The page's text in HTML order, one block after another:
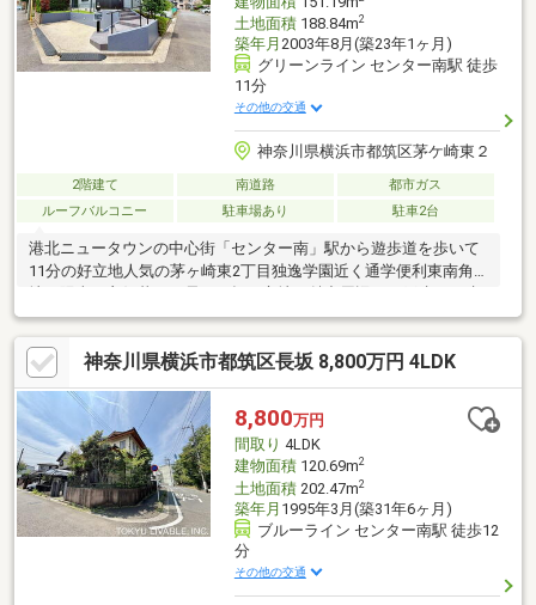
土地面積188.84m2
築年月 2003年8月(築23年1ヶ月)
グリーンライン センター南駅 徒歩
11分
その他の交通
神奈川県横浜市都筑区茅ケ崎東２
2階建て 南道路
都市ガス
ルーフバルコニー
駐車場あり 駐車2台
港北ニュータウンの中心街「センター南」駅から遊歩道を歩いて
11分の好立地人気の茅ヶ崎東2丁目独逸学園近く通学便利東南角
ち並ぶ閑静な住宅地敷地広々188.84㎡（57.12坪）車庫2台付き、
南側に明るいお庭スペースも♪駐輪スペースもございます建物
151.19㎡、4LDK＋書斎間接照明がお洒落なリビングです！主寝
室、リビングに造付け収納付書斎にも造付けのデスク＆収納付浴
室広々1.25坪1階窓は電動シャッター付広々ルーフバルコニーも魅
力■週末オープンハウス開催中■是非、ご見学にお越し下さい！
神奈川県横浜市都筑区長坂 8,800万円 4LDK
8,800万円
間取り 4LDK
建物面積120.69m2
土地面積202.47m2
築年月 1995年3月(築31年6ヶ月)
ブルーライン センター南駅 徒歩12
分
その他の交通